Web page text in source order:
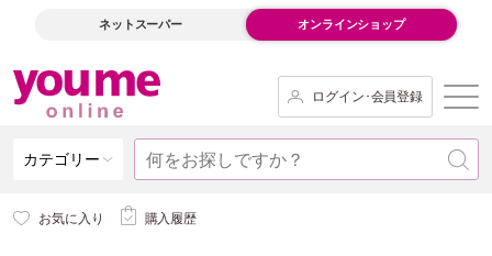
ネットスーパー オンラインショップ
ログイン･会員登録
カテゴリー
お気に入り 購入履歴